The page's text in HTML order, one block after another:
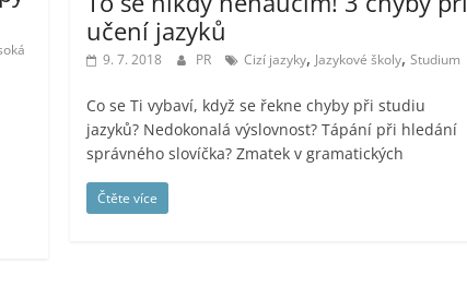
učení jazyků
9. 7. 2018 PR Cizí jazyky, Jazykové školy,Studium
Co se Ti vybaví, když se řekne chyby při studiu
jazyků? Nedokonalá výslovnost? Tápání při hledání
správného slovíčka? Zmatek v gramatických
Čtěte více